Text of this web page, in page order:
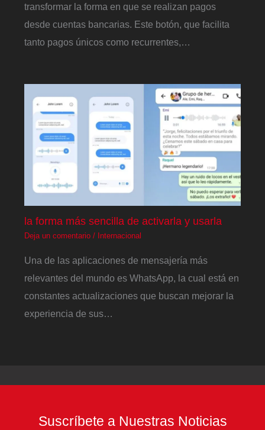
transformar la forma en que se realizan pagos
desde cuentas bancarias. Este botón, que facilita
tanto pagos únicos como recurrentes,…
la forma más sencilla de activarla y usarla
Deja un comentario / Internacional
Una de las aplicaciones de mensajería más
relevantes del mundo es WhatsApp, la cual está en
constantes actualizaciones que buscan mejorar la
experiencia de sus…
Suscríbete a Nuestras Noticias